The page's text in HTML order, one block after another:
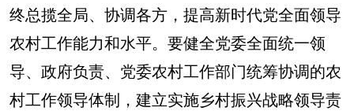
终总揽全局、协调各方，提高新时代党全面领导
农村工作能力和水平。要健全党委全面统一领
导、政府负责、党委农村工作部门统筹协调的农
村工作领导体制，建立实施乡村振兴战略领导责